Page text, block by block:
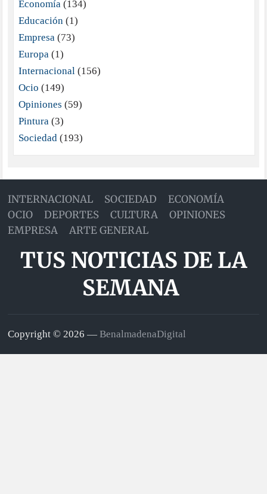
Economía(134)
Educación(1)
Empresa(73)
Europa(1)
Internacional(156)
Ocio (149)
Opiniones (59)
Pintura(3)
Sociedad(193)
INTERNACIONAL SOCIEDAD
ECONOMÍA
OCIO
DEPORTES CULTURA
OPINIONES
EMPRESA
ARTE GENERAL
TUS NOTICIAS DE LA
SEMANA
Copyright © 2026 —BenalmadenaDigital